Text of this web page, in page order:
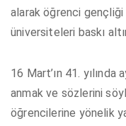
alarak öğrenci
üniversiteleri baskı
16 Mart’ın 41. yılında
anmak ve sözlerini
öğrencilerine yönelik